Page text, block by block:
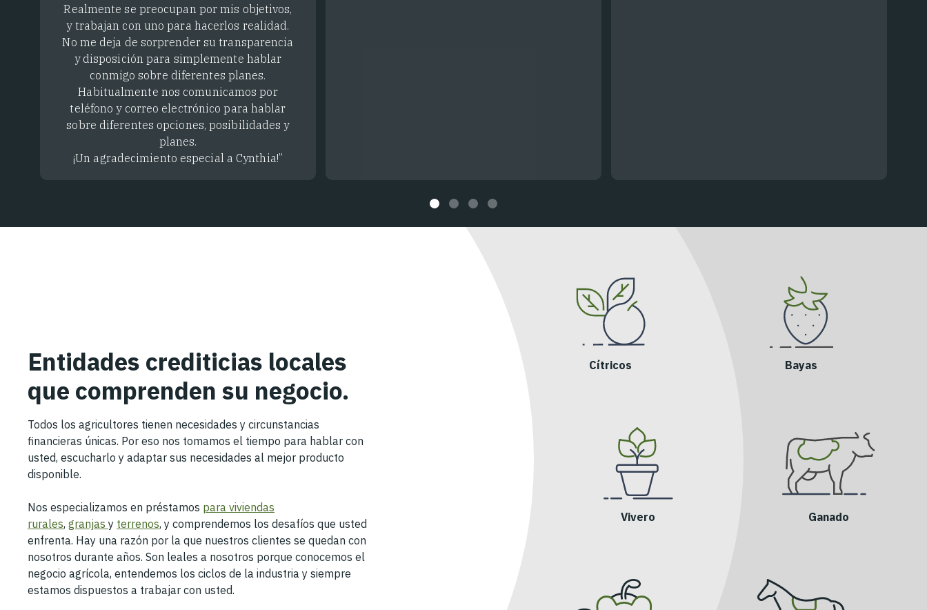
Realmente se preocupan por mis objetivos,
y trabajan con uno para hacerlos realidad.
No me deja de sorprender su transparencia
y disposición para simplemente hablar
conmigo sobre diferentes planes.
Habitualmente nos comunicamos por
teléfono y correo electrónico para hablar
sobre diferentes opciones, posibilidades y
planes.
¡Un agradecimiento especial a Cynthia!”
Entidades crediticias locales
que comprenden su negocio.
Todos los agricultores tienen necesidades y circunstancias
financieras únicas. Por eso nos tomamos el tiempo para hablar con
usted, escucharlo y adaptar sus necesidades al mejor producto
disponible.
Nos especializamos en préstamos para viviendas
rurales, granjas y terrenos, y comprendemos los desafíos que usted
enfrenta. Hay una razón por la que nuestros clientes se quedan con
nosotros durante años. Son leales a nosotros porque conocemos el
negocio agrícola, entendemos los ciclos de la industria y siempre
estamos dispuestos a trabajar con usted.
Cítricos
Vivero
Bayas
Ganado